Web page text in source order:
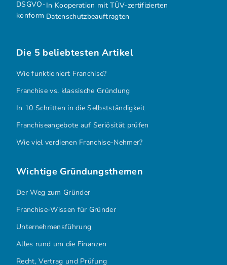
In Kooperation mit TÜV-zertifizierten
Datenschutzbeauftragten
Die 5 beliebtesten Artikel
Wie funktioniert Franchise?
Franchise vs. klassische Gründung
In 10 Schritten in die Selbstständigkeit
Franchiseangebote auf Seriösität prüfen
Wie viel verdienen Franchise-Nehmer?
Wichtige Gründungsthemen
Der Weg zum Gründer
Franchise-Wissen für Gründer
Unternehmensführung
Alles rund um die Finanzen
Recht, Vertrag und Prüfung